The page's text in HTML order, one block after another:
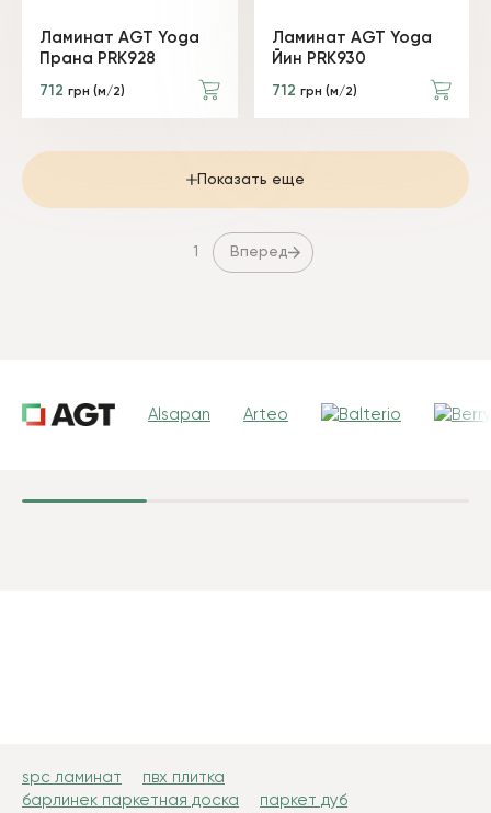
Ламинат AGT Yoga
Прана PRK928
712 грн (м/2)
Ламинат AGT Yoga
Йин PRK930
712 грн (м/2)
Показать еще
1 Вперед
Alsapan Arteo
spc ламинат
пвх плитка
барлинек паркетная доска
паркет дуб